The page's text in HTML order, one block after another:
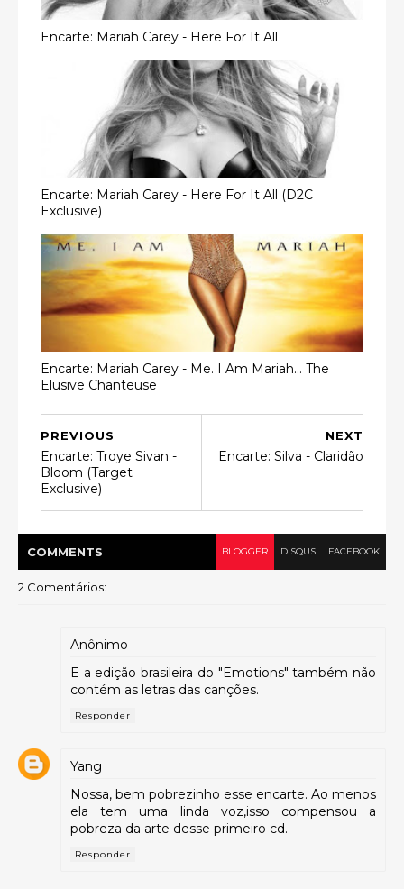
Encarte: Mariah Carey - Here For It All
Encarte: Mariah Carey - Here For It All (D2C
Exclusive)
Encarte: Mariah Carey - Me. I Am Mariah... The
Elusive Chanteuse
NEXT
Encarte: Silva - Claridão
PREVIOUS
Encarte: Troye Sivan -
Bloom (Target
Exclusive)
COMMENTS BLOGGER DISQUS FACEBOOK
2 Comentários:
Anônimo
E a edição brasileira do "Emotions" também não
contém as letras das canções.
Responder
Yang
Nossa, bem pobrezinho esse encarte. Ao menos
ela tem uma linda voz,isso compensou a
pobreza da arte desse primeiro cd.
Responder